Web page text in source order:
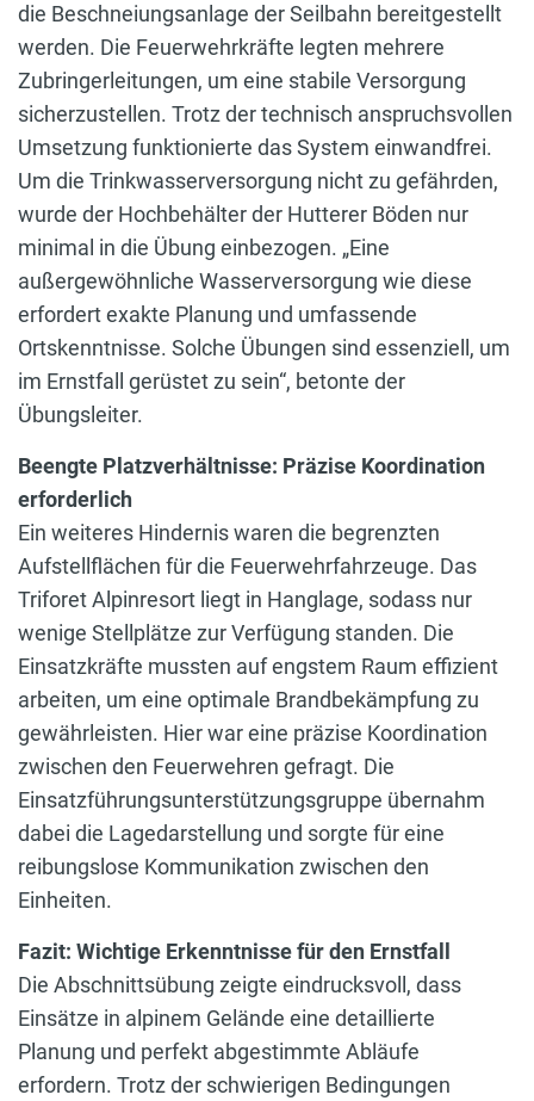
die Beschneiungsanlage der Seilbahn bereitgestellt
werden. Die Feuerwehrkräfte legten mehrere
Zubringerleitungen, um eine stabile Versorgung
sicherzustellen. Trotz der technisch anspruchsvollen
Umsetzung funktionierte das System einwandfrei.
Um die Trinkwasserversorgung nicht zu gefährden,
wurde der Hochbehälter der Hutterer Böden nur
minimal in die Übung einbezogen. „Eine
außergewöhnliche Wasserversorgung wie diese
erfordert exakte Planung und umfassende
Ortskenntnisse. Solche Übungen sind essenziell, um
im Ernstfall gerüstet zu sein“, betonte der
Übungsleiter.
Beengte Platzverhältnisse: Präzise Koordination
erforderlich
Ein weiteres Hindernis waren die begrenzten
Aufstellflächen für die Feuerwehrfahrzeuge. Das
Triforet Alpinresort liegt in Hanglage, sodass nur
wenige Stellplätze zur Verfügung standen. Die
Einsatzkräfte mussten auf engstem Raum effizient
arbeiten, um eine optimale Brandbekämpfung zu
gewährleisten. Hier war eine präzise Koordination
zwischen den Feuerwehren gefragt. Die
Einsatzführungsunterstützungsgruppe übernahm
dabei die Lagedarstellung und sorgte für eine
reibungslose Kommunikation zwischen den
Einheiten.
Fazit: Wichtige Erkenntnisse für den Ernstfall
Die Abschnittsübung zeigte eindrucksvoll, dass
Einsätze in alpinem Gelände eine detaillierte
Planung und perfekt abgestimmte Abläufe
erfordern. Trotz der schwierigen Bedingungen